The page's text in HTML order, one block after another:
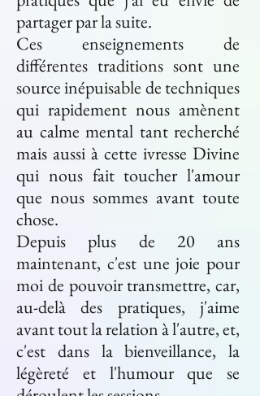
partager par la suite.
Ces enseignements de
différentes traditions sont une
source inépuisable de techniques
qui rapidement nous amènent
au calme mental tant recherché
mais aussi à cette ivresse Divine
qui nous fait toucher l'amour
que nous sommes avant toute
chose.
Depuis plus de 20 ans
maintenant, c'est une joie pour
moi de pouvoir transmettre, car,
au-delà des pratiques, j'aime
avant tout la relation à l'autre, et,
c'est dans la bienveillance, la
légèreté et l'humour que se